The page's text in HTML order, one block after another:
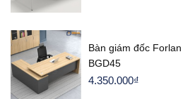
Bàn giám đốc Forlan
BGD45
4.350.000₫